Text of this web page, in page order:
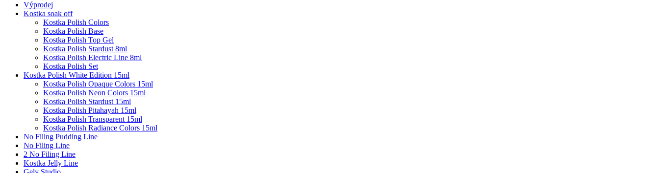
Výprodej
Kostka soak off
Kostka Polish Colors
Kostka Polish Base
Kostka Polish Top Gel
Kostka Polish Stardust 8ml
Kostka Polish Electric Line 8ml
Kostka Polish Set
Kostka Polish White Edition 15ml
Kostka Polish Opaque Colors 15ml
Kostka Polish Neon Colors 15ml
Kostka Polish Stardust 15ml
Kostka Polish Pitahayah 15ml
Kostka Polish Transparent 15ml
Kostka Polish Radiance Colors 15ml
No Filing Pudding Line
No Filing Line
2 No Filing Line
Kostka Jelly Line